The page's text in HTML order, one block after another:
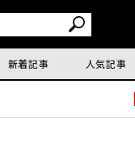
新着記事 人気記事